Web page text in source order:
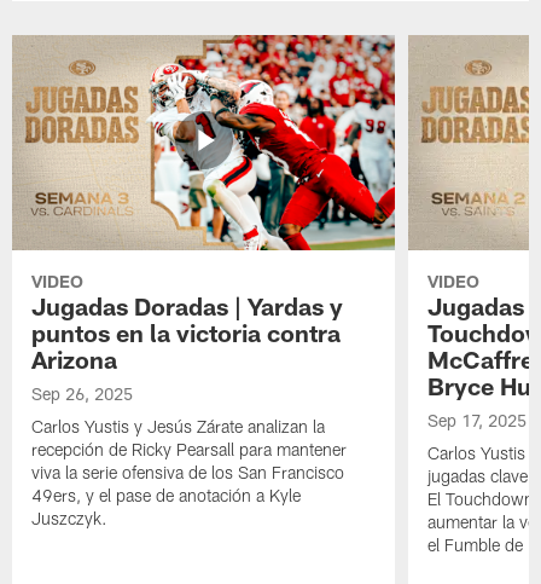
VIDEO
Jugadas Doradas | Yardas y
puntos en la victoria contra
Arizona
Sep 26, 2025
Carlos Yustis y Jesús Zárate analizan la
recepción de Ricky Pearsall para mantener
viva la serie ofensiva de los San Francisco
49ers, y el pase de anotación a Kyle
Juszczyk.
VIDEO
Jugadas
Bryce
Sep 17, 2025
Carlos Yustis
jugadas clave
El Touchdown
aumentar la
el Fumble de